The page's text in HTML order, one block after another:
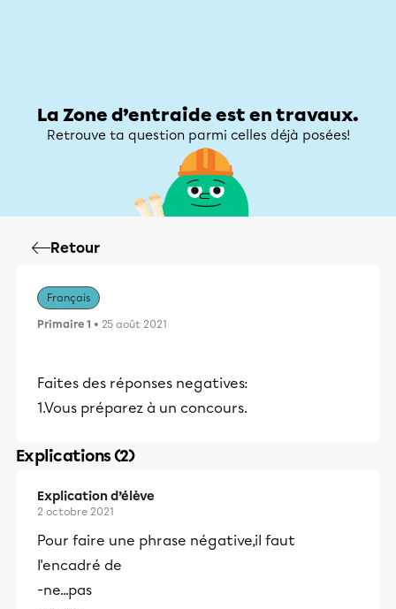
La Zone d’entraide est en travaux.
Retrouve ta question parmi celles déjà posées!
Retour
Français
Primaire 1 • 25 août 2021
Faites des réponses negatives:
1.Vous préparez à un concours.
Explications (2)
Explication d’élève
2 octobre 2021
Pour faire une phrase négative,il faut
l'encadré de
-ne...pas